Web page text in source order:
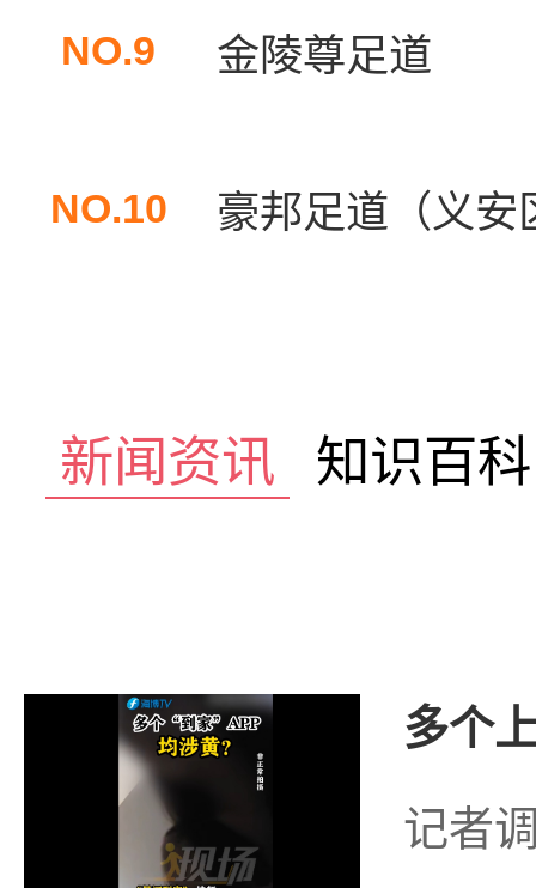
NO.9 金陵尊足道
NO.10 豪邦足道（义安
新闻资讯 知识百科
多个
记者